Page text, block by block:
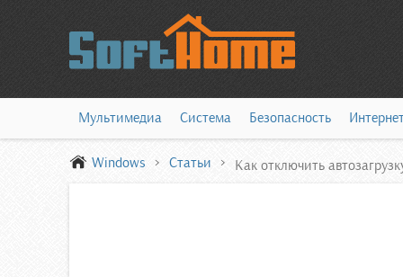
Мультимедиа Система Безопасность
Windows Статьи Как отключить